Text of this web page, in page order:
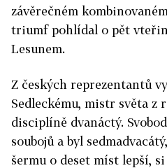
závěrečném
triumf pohlídal o pět
Lesunem.
Z českých reprezentantů
Sedleckému, mistr světa z
disciplíně dvanáctý.
soubojů a byl
šermu o deset míst lepší,